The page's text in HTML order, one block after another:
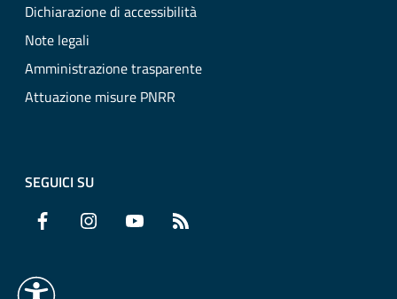
Dichiarazione di accessibilità
Note legali
Amministrazione trasparente
Attuazione misure PNRR
SEGUICI SU
Facebook Instagram YouTube